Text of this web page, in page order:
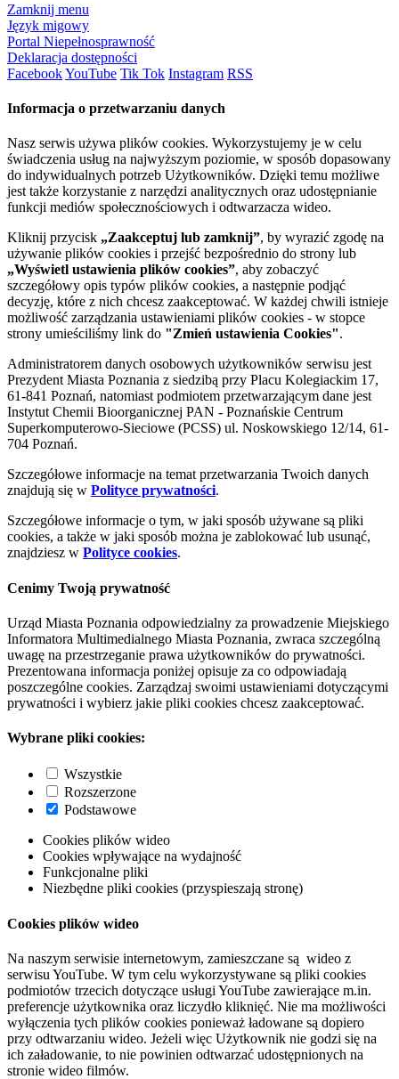
Zamknij menu
Język migowy
Portal Niepełnosprawność
Deklaracja dostępności
FacebookYouTube Tik Tok Instagram RSS
Informacja o przetwarzaniu danych
Nasz serwis używa plików cookies. Wykorzystujemy je w celu
świadczenia usług na najwyższym poziomie, w sposób dopasowany
do indywidualnych potrzeb Użytkowników. Dzięki temu możliwe
jest także korzystanie z narzędzi analitycznych oraz udostępnianie
funkcji mediów społecznościowych i odtwarzacza wideo.
Kliknij przycisk „Zaakceptuj lub zamknij”, by wyrazić zgodę na
używanie plików cookies i przejść bezpośrednio do strony lub
„Wyświetl ustawienia plików cookies”, aby zobaczyć
szczegółowy opis typów plików cookies, a następnie podjąć
decyzję, które z nich chcesz zaakceptować. W każdej chwili istnieje
możliwość zarządzania ustawieniami plików cookies - w stopce
strony umieściliśmy link do "Zmień ustawienia Cookies".
Administratorem danych osobowych użytkowników serwisu jest
Prezydent Miasta Poznania z siedzibą przy Placu Kolegiackim 17,
61-841 Poznań, natomiast podmiotem przetwarzającym dane jest
Instytut Chemii Bioorganicznej PAN - Poznańskie Centrum
Superkomputerowo-Sieciowe (PCSS) ul. Noskowskiego 12/14, 61-
704 Poznań.
Szczegółowe informacje na temat przetwarzania Twoich danych
znajdują się w Polityce prywatności.
Szczegółowe informacje o tym, w jaki sposób używane są pliki
cookies, a także w jaki sposób można je zablokować lub usunąć,
znajdziesz w Polityce cookies.
Cenimy Twoją prywatność
Urząd Miasta Poznania odpowiedzialny za prowadzenie Miejskiego
Informatora Multimedialnego Miasta Poznania, zwraca szczególną
uwagę na przestrzeganie prawa użytkowników do prywatności.
Prezentowana informacja poniżej opisuje za co odpowiadają
poszczególne cookies. Zarządzaj swoimi ustawieniami dotyczącymi
prywatności i wybierz jakie pliki cookies chcesz zaakceptować.
Wybrane pliki cookies:
Wszystkie
Rozszerzone
Podstawowe
Cookies plików wideo
Cookies wpływające na wydajność
Funkcjonalne pliki
Niezbędne pliki cookies (przyspieszają stronę)
Cookies plików wideo
Na naszym serwisie internetowym, zamieszczane są wideo z
serwisu YouTube. W tym celu wykorzystywane są pliki cookies
podmiotów trzecich dotyczące usługi YouTube zawierające m.in.
preferencje użytkownika oraz liczydło kliknięć. Nie ma możliwości
wyłączenia tych plików cookies ponieważ ładowane są dopiero
przy odtwarzaniu wideo. Jeżeli więc Użytkownik nie godzi się na
ich załadowanie, to nie powinien odtwarzać udostępnionych na
stronie wideo filmów.